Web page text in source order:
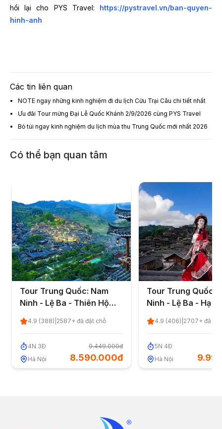
hồi lại cho PYS Travel: https://pystravel.vn/ban-quyen-
hinh-anh
Các tin liên quan
NOTE ngay những kinh nghiệm đi du lịch Cửu Trại Câu chi tiết nhất
Ưu đãi Tour mừng Đại Lễ Quốc Khánh 2/9/2026 cùng PYS Travel
Bỏ túi ngay kinh nghiệm du lịch mùa thu Trung Quốc mới nhất 2026
Có thể bạn quan tâm
Tour Trung Quốc: Nam
Ninh - Lệ Ba - Thiên Hộ
ngày 3 đêm từ Hà Nội -
(No Shopping)
4.9 (388) 2587+ đã đặt chỗ
4N 3Đ
Hà Nội
9.449.000đ
8.590.000đ
Tour Trung Quốc:
Ninh - Lệ Ba - Hạ
- Thiên Hộ Miêu
Quốc khánh 2/9/
Shopping)
4.9 (406) 2707+ đã
5N 4Đ
Hà Nội